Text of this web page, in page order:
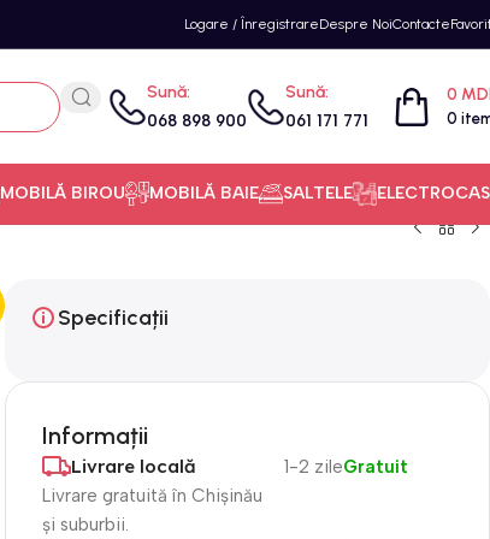
Logare / ÎnregistrareDespre NoiContacte
Sună:
068 898 900
Sună:
061 171 771 0
0
MOBILĂ BIROU MOBILĂ BAIE SALTELE
Specificații
Informații
Livrare locală
Livrare gratuită în Chișinău
și suburbii.
1-2 zileGratuit